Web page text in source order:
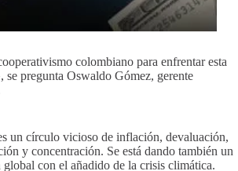
colombiano para enfrentar esta
se pregunta Oswaldo Gómez, gerente
un círculo vicioso de inflación, devaluación,
y concentración. Se está dando también un
con el añadido de la crisis climática.